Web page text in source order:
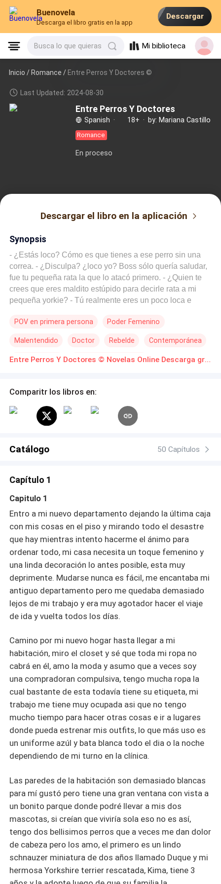
Buenovela
Descarga el libro gratis en la app
Descargar
Busca lo que quieras Mi biblioteca
Inicio /Romance / Entre Perros Y Doctores ©
Last Updated: 2024-08-30
Entre Perros Y Doctores
Spanish · 18+ · by: Mariana Castillo
Romance
En proceso
Descargar el libro en la aplicación
Synopsis
- ¿Estás loco? Cómo es que tienes a ese perro sin una
correa. - ¿Disculpa? ¿loco yo? Boss sólo quería saludar,
fue tu pequeña rata la que lo atacó primero. - ¿Quien te
crees que eres maldito estúpido para decirle rata a mi
pequeña yorkie? - Tú realmente eres un poco loca e
Miller, comencemos de nuevo. Kiara Ferretti, una
drama pero todo cambia cuando conoce a Noah y su
perro Boss, un sexy cirujano plástico millonario que viene
de Kiara llama su atención y quiere conocerla. ¿El
entre amigos hay códigos. ADVERTENCIA: Libro para
mayores de 18 años. • No se aceptan copias ni
POV en primera persona Poder Femenino
Malentendido Doctor Rebelde Contemporánea
Independiente Amor a Primera Vista Entre Perros Y Doctores © Novelas Online Descarga gratuita de PDF
Comparitr los libros en:
Catálogo 50 Capítulos
Capítulo 1
Capitulo 1
Entro a mi nuevo departamento dejando la última caja
con mis cosas en el piso y mirando todo el desastre
que hay mientras intento hacerme el ánimo para
ordenar todo, mi casa necesita un toque femenino y
una linda decoración lo antes posible, esta muy
deprimente. Mudarse nunca es fácil, me encantaba mi
antiguo departamento pero me quedaba demasiado
lejos de mi trabajo y era muy agotador hacer el viaje
de ida y vuelta todos los días.
Camino por mi nuevo hogar hasta llegar a mi
habitación, miro el closet y sé que toda mi ropa no
cabrá en él, amo la moda y asumo que a veces soy
una compradoran compulsiva, tengo mucha ropa la
cual bastante de esta todavía tiene su etiqueta, mi
trabajo me tiene muy ocupada asi que no tengo
mucho tiempo para hacer otras cosas e ir a lugares
donde pueda estrenar mis outfits, lo que más uso es
un uniforme azúl y bata blanca todo el dia o la noche
dependiendo de mi turno en la clínica.
Las paredes de la habitación son demasiado blancas
para mí gustó pero tiene una gran ventana con vista a
un bonito parque donde podré llevar a mis dos
mascotas, si creían que viviría sola eso no es así,
tengo dos bellisimos perros que a veces me dan dolor
de cabeza pero los amo, el primero es un lindo
schnauzer miniatura de dos años llamado Duque y mi
hermosa Yorkshire terrier rescatada, Kima, tiene 3